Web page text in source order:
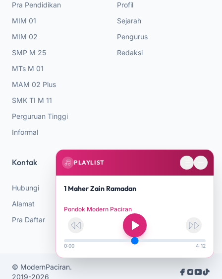
Pra Pendidikan
MIM 01
MIM 02
SMP M 25
MTs M 01
MAM 02 Plus
SMK TI M 11
Perguruan Tinggi
Informal
Profil
Sejarah
Pengurus
Redaksi
Kontak
Hubungi
Alamat
Pra Daftar
© ModernPaciran.
2019-2026
PLAYLIST
1 Maher Zain Ramadan
Pondok Modern Paciran
0:00 4:12